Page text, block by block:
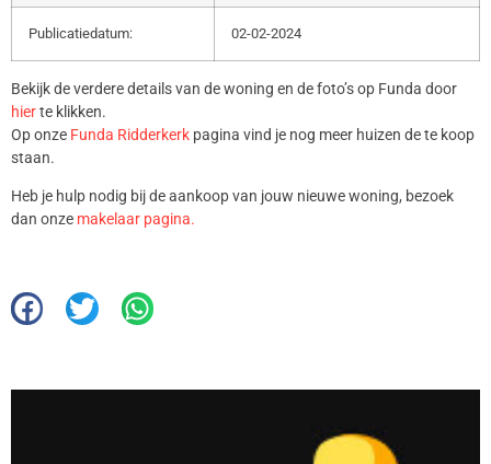
Publicatiedatum: 02-02-2024
Bekijk de verdere details van de woning en de foto’s op Funda door
hierte klikken.
Op onze Funda Ridderkerk pagina vind je nog meer huizen de te koop
staan.
Heb je hulp nodig bij de aankoop van jouw nieuwe woning, bezoek
dan onze makelaar pagina.